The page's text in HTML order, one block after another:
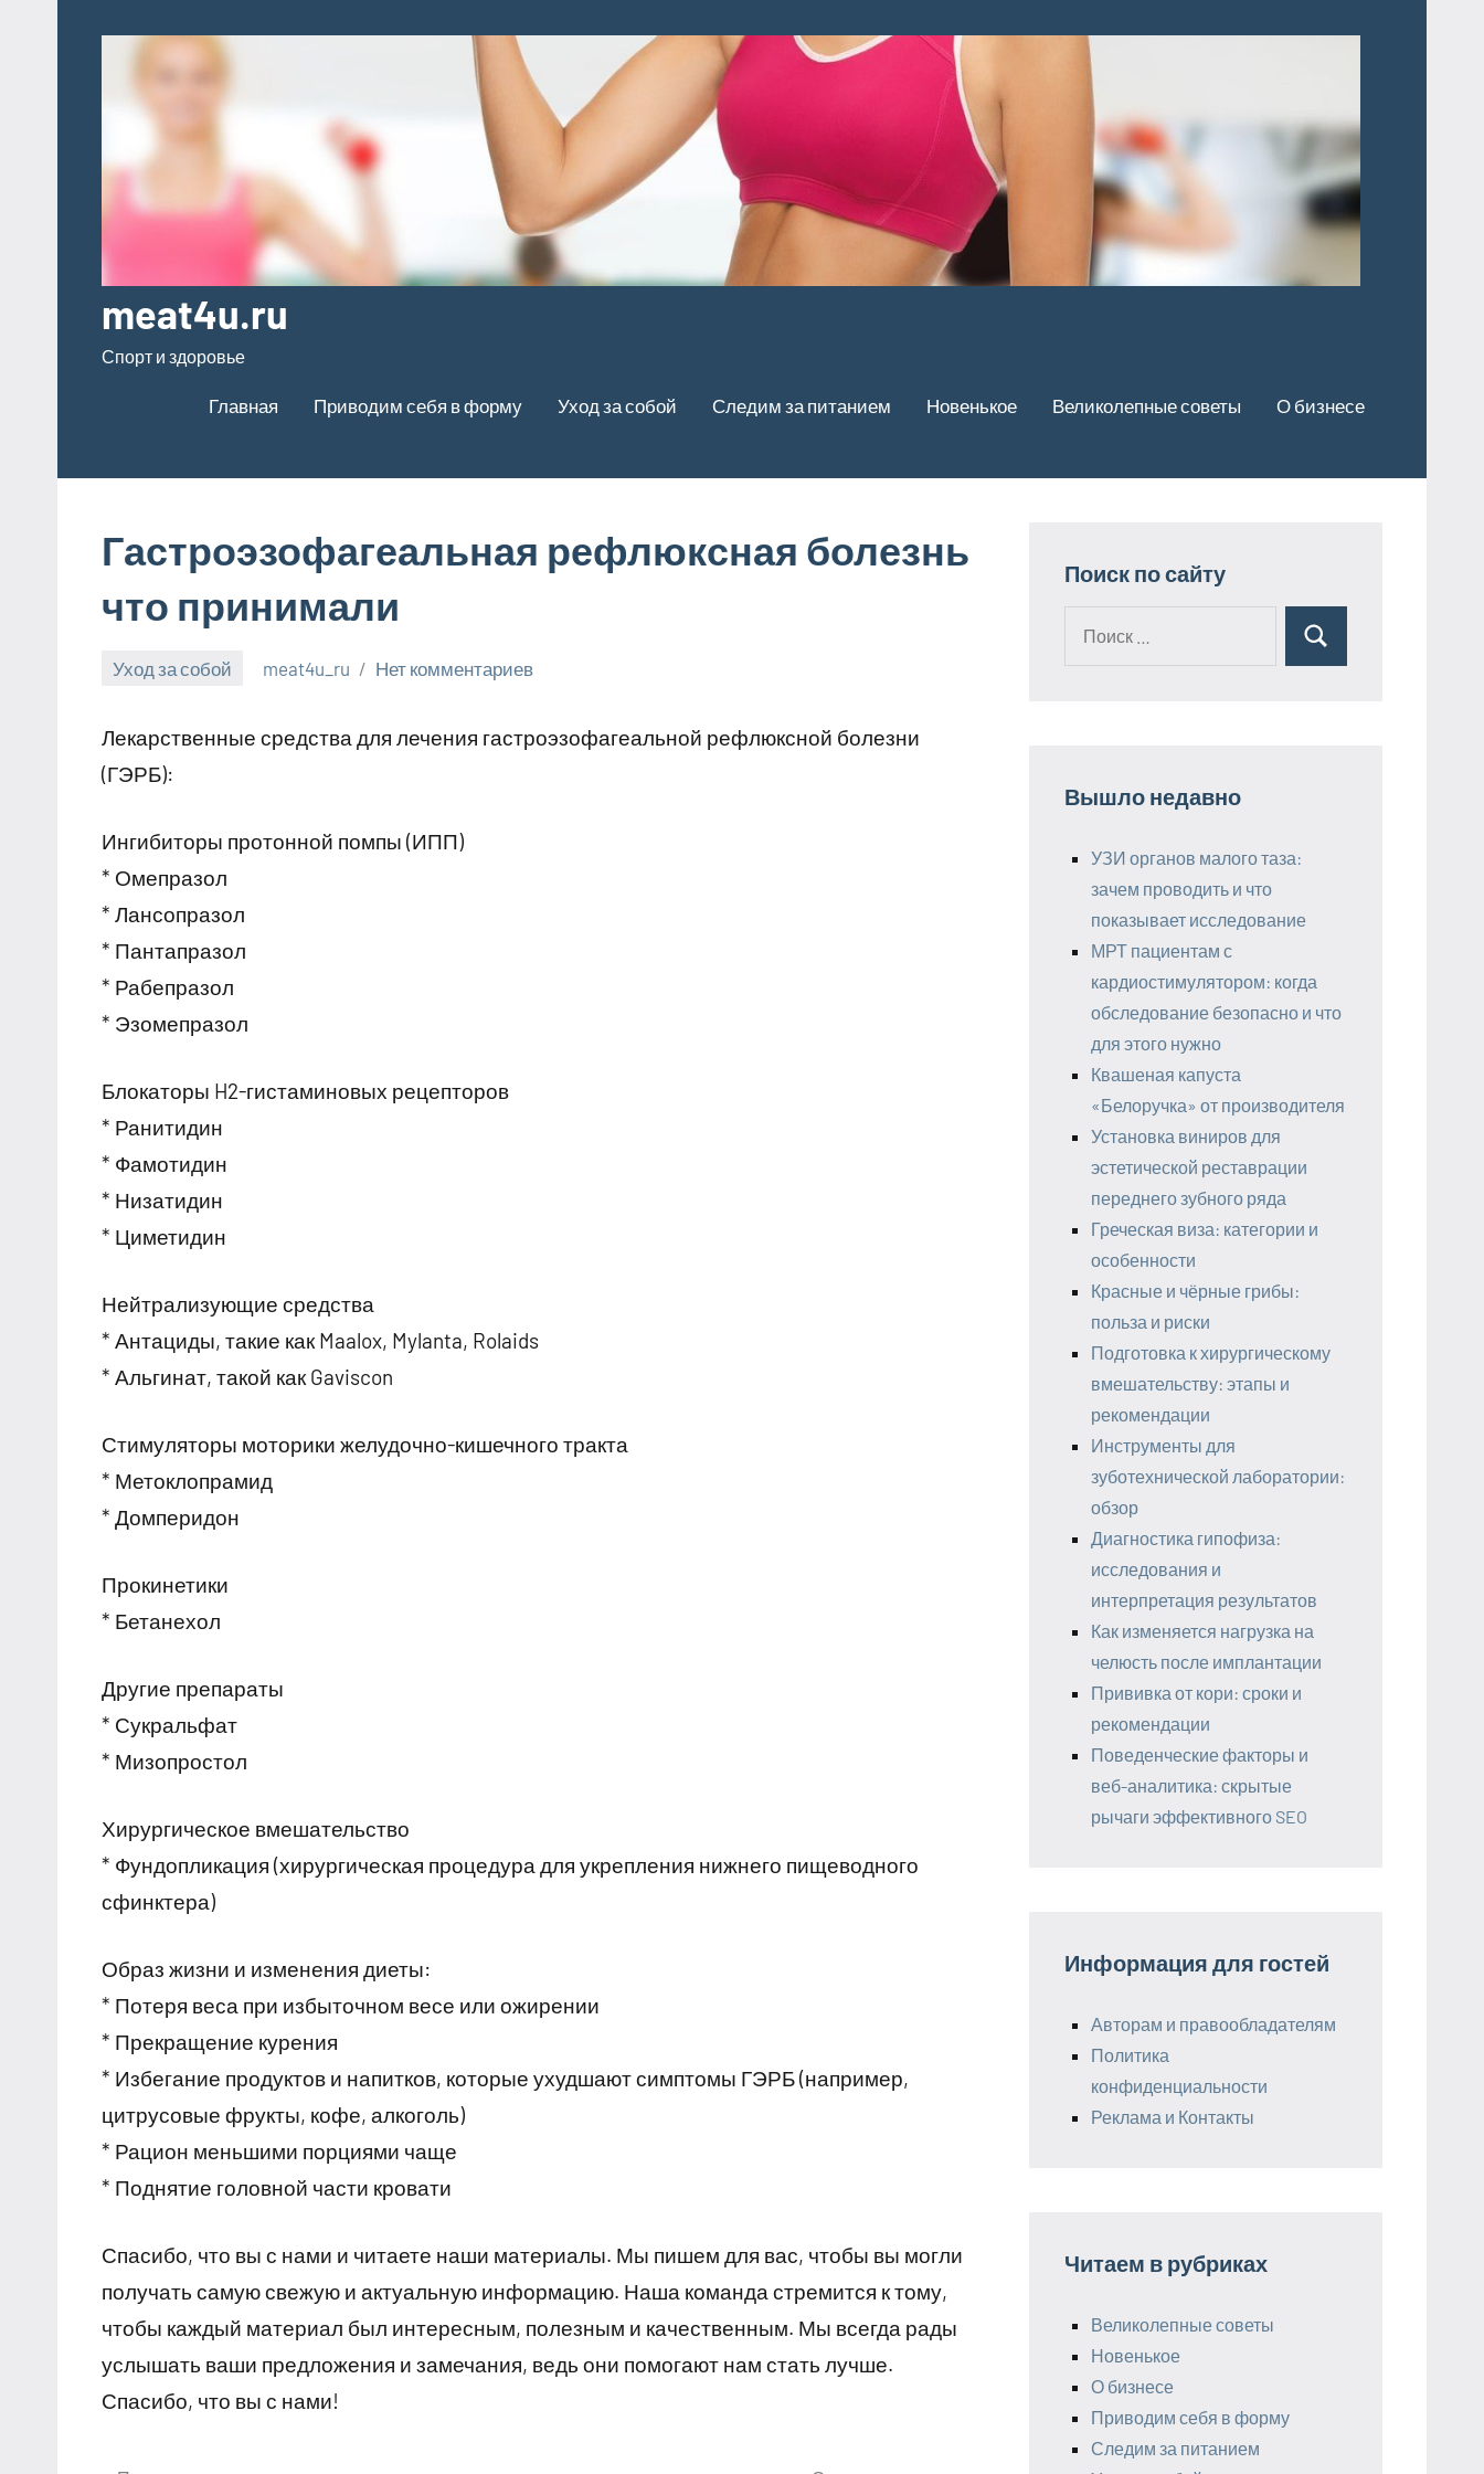
meat4u.ru
Спорт и здоровье
Главная Приводим себя в форму Уход за собой Следим за питанием Новенькое Великолепные советы О бизнесе
Гастроэзофагеальная рефлюксная болезнь
что принимали
Уход за собой
2024
meat4u_ru Нет комментариев
Лекарственные средства для лечения гастроэзофагеальной рефлюксной болезни
(ГЭРБ):
Ингибиторы протонной помпы (ИПП)
* Омепразол
* Лансопразол
* Пантапразол
* Рабепразол
* Эзомепразол
Блокаторы H2-гистаминовых рецепторов
* Ранитидин
* Фамотидин
* Низатидин
* Циметидин
Нейтрализующие средства
* Антациды, такие как Maalox, Mylanta, Rolaids
* Альгинат, такой как Gaviscon
Стимуляторы моторики желудочно-кишечного тракта
* Метоклопрамид
* Домперидон
Прокинетики
* Бетанехол
Другие препараты
* Сукральфат
* Мизопростол
Хирургическое вмешательство
* Фундопликация (хирургическая процедура для укрепления нижнего пищеводного
сфинктера)
Образ жизни и изменения диеты:
* Потеря веса при избыточном весе или ожирении
* Прекращение курения
* Избегание продуктов и напитков, которые ухудшают симптомы ГЭРБ (например,
цитрусовые фрукты, кофе, алкоголь)
* Рацион меньшими порциями чаще
* Поднятие головной части кровати
Спасибо, что вы с нами и читаете наши материалы. Мы пишем для вас, чтобы вы могли
получать самую свежую и актуальную информацию. Наша команда стремится к тому,
чтобы каждый материал был интересным, полезным и качественным. Мы всегда рады
услышать ваши предложения и замечания, ведь они помогают нам стать лучше.
Спасибо, что вы с нами!
Поиск по сайту
Поиск
Вышло недавно
УЗИ органов малого таза:
зачем проводить и что
показывает исследование
МРТ пациентам с
кардиостимулятором: когда
обследование безопасно и что
для этого нужно
Квашеная капуста
«Белоручка» от производителя
Установка виниров для
эстетической реставрации
переднего зубного ряда
Греческая виза: категории и
особенности
Красные и чёрные грибы:
польза и риски
Подготовка к хирургическому
вмешательству: этапы и
рекомендации
Инструменты для
зуботехнической лаборатории:
обзор
Диагностика гипофиза:
исследования и
интерпретация результатов
Как изменяется нагрузка на
челюсть после имплантации
Прививка от кори: сроки и
рекомендации
Поведенческие факторы и
веб-аналитика: скрытые
рычаги эффективного SEO
Информация для гостей
Авторам и правообладателям
Политика
конфиденциальности
Реклама и Контакты
Читаем в рубриках
Великолепные советы
Новенькое
О бизнесе
Приводим себя в форму
Следим за питанием